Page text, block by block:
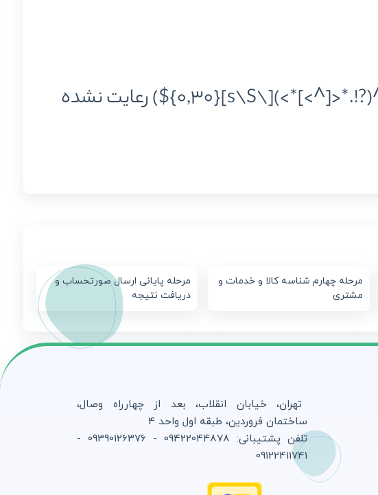
خطای ۰۱۱۰۸۰۴ 0110804: در مقدار وارد شده در فیلد «یادداشت 1» الگو(^(?!.*<[^>]*>)[\s\S]{0,30}$) رعایت نشده
مرحله چهارم شناسه کالا و خدمات و
مشتری
مرحله پایانی ارسال صورتحساب و
دریافت نتیجه
تهران، خیابان انقلاب، بعد از چهارراه وصال،
ساختمان فروردین، طبقه اول واحد 4
تلفن پشتیبانی: 09422044878 - 09390126376 -
09122411741